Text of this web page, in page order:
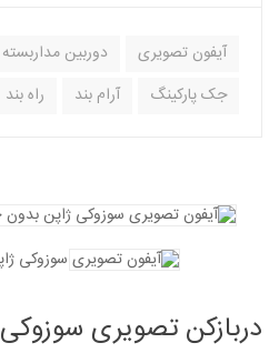
آیفون تصویری دوربین مداربسته
جک پارکینگ
آرام بند راه بند
دربازکن تصویری سوزوکی ۴۱۵